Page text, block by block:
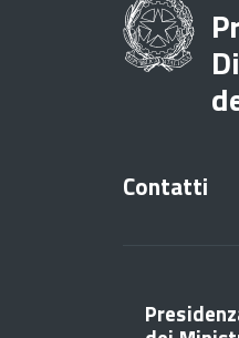
Contatti